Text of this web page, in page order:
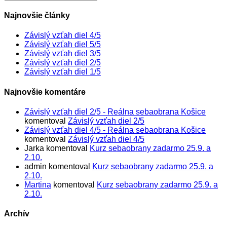
Najnovšie články
Závislý vzťah diel 4/5
Závislý vzťah diel 5/5
Závislý vzťah diel 3/5
Závislý vzťah diel 2/5
Závislý vzťah diel 1/5
Najnovšie komentáre
Závislý vzťah diel 2/5 - Reálna sebaobrana Košice
komentoval Závislý vzťah diel 2/5
Závislý vzťah diel 4/5 - Reálna sebaobrana Košice
komentoval Závislý vzťah diel 4/5
Jarka komentoval
Kurz sebaobrany zadarmo 25.9. a
2.10.
admin komentoval
Kurz sebaobrany zadarmo 25.9. a
2.10.
Martina komentoval
Kurz sebaobrany zadarmo 25.9. a
2.10.
Archív